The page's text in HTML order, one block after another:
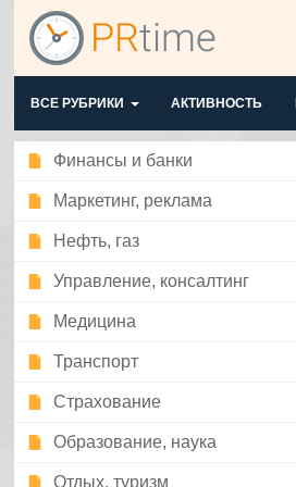
ВСЕ РУБРИКИ АКТИВНОСТЬ
Финансы и банки
Маркетинг, реклама
Нефть, газ
Управление, консалтинг
Медицина
Транспорт
Страхование
Образование, наука
Отдых, туризм